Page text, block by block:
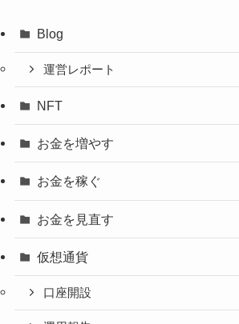
Blog
運営レポート
NFT
お金を増やす
お金を稼ぐ
お金を見直す
仮想通貨
口座開設